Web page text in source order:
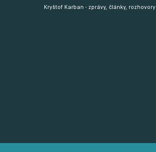
Kryštof Karban - zprávy, články, rozhovory